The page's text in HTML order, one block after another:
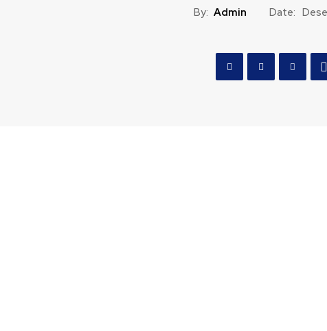
By: Admin Date: